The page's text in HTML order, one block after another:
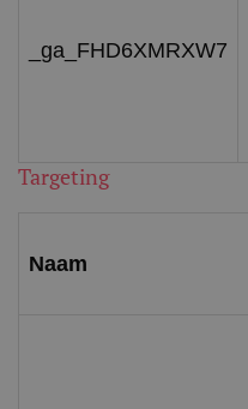
_ga_FHD6XMRXW7
Targeting
Naam